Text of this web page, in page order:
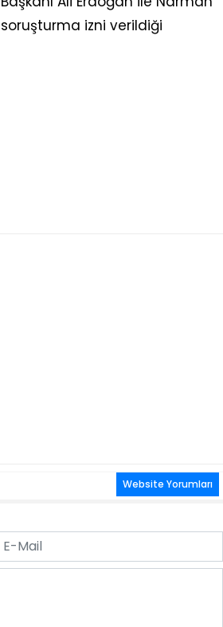
soruşturma izni verildiği
Website Yorumları